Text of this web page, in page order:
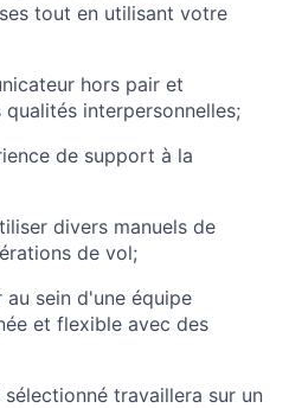
tout en utilisant votre
hors pair et
interpersonnelles;
de support à la
divers manuels de
de vol;
sein d'une équipe
et flexible avec des
travaillera sur un